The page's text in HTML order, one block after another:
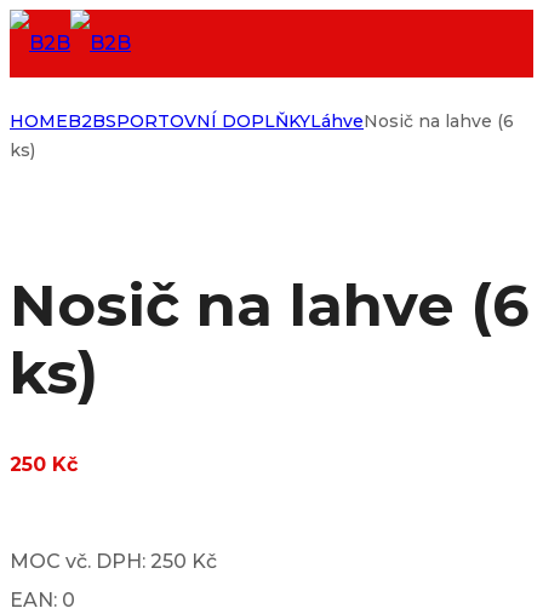
HOMEB2BSPORTOVNÍ DOPLŇKYLáhveNosič na lahve (6
ks)
Nosič na lahve (6
ks)
250 Kč
MOC vč. DPH: 250 Kč
EAN: 0